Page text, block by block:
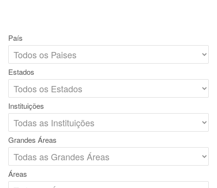
País
Estados
Instituições
Grandes Áreas
Áreas